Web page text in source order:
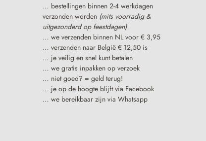
… bestellingen binnen 2-4 werkdagen
verzonden worden (mits voorradig &
uitgezonderd op feestdagen)
… we verzenden binnen NL voor € 3,95
… verzenden naar België € 12,50 is
… je veilig en snel kunt betalen
… we gratis inpakken op verzoek
… niet goed? = geld terug!
… je op de hoogte blijft via Facebook
… we bereikbaar zijn via Whatsapp